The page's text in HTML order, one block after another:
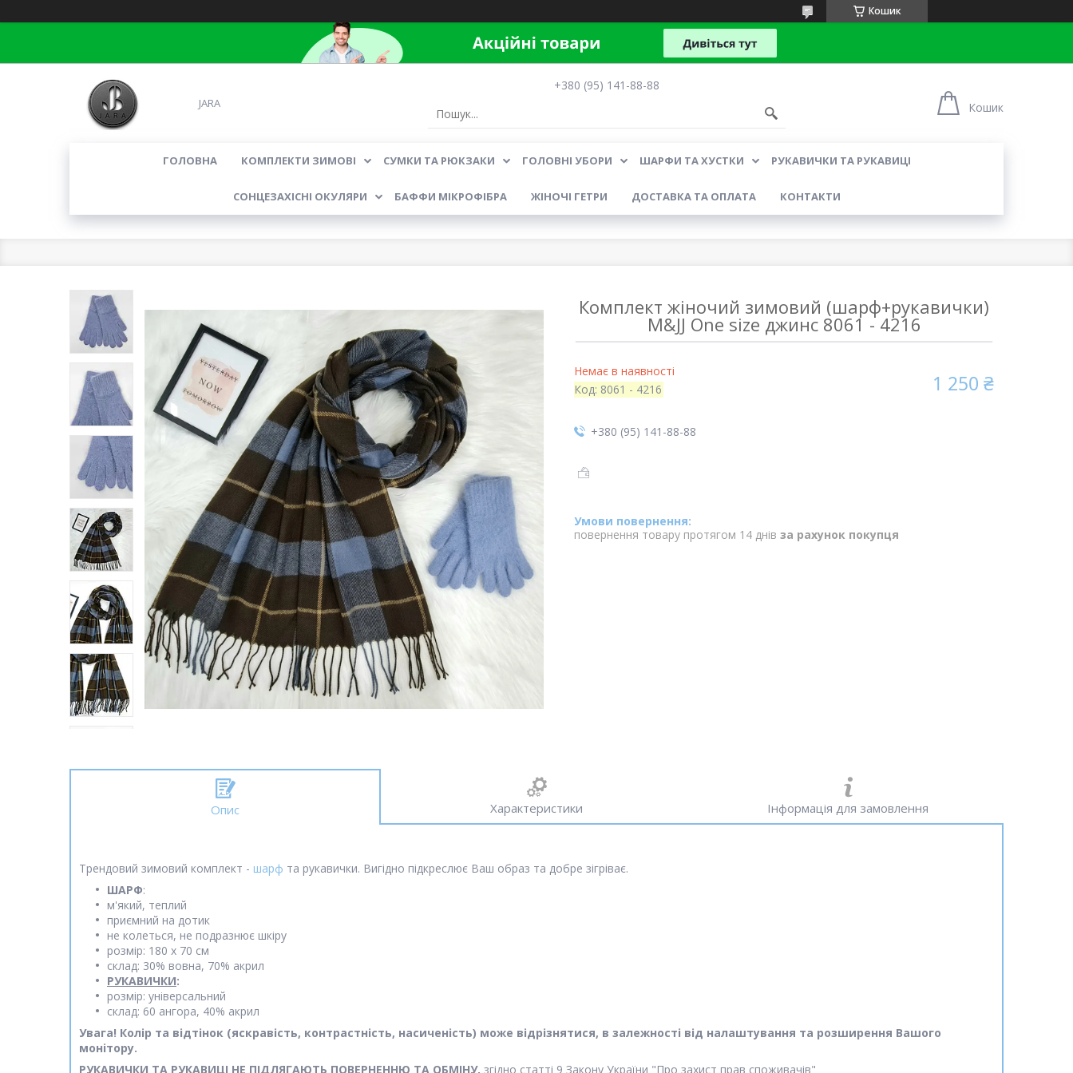
Кошик
JARA
+380 (95) 141-88-88
Кошик
ГОЛОВНА КОМПЛЕКТИ ЗИМОВІ СУМКИ ТА РЮКЗАКИ ГОЛОВНІ УБОРИ ШАРФИ ТА ХУСТКИ РУКАВИЧКИ ТА РУКАВИЦІ
СОНЦЕЗАХІСНІ ОКУЛЯРИ БАФФИ МІКРОФІБРА ЖІНОЧІ ГЕТРИ ДОСТАВКА ТА ОПЛАТА КОНТАКТИ
Комплект жіночий зимовий (шарф+рукавички)
M&JJ One size джинс 8061 - 4216
Немає в наявності
Код: 8061 - 4216 1 250 ₴
+380 (95) 141-88-88
повернення товару протягом 14 днів за рахунок покупця
Опис Характеристики Інформація для замовлення
Трендовий зимовий комплект - шарф та рукавички. Вигідно підкреслює Ваш образ та добре зігріває.
ШАРФ:
м'який, теплий
приємний на дотик
не колеться, не подразнює шкіру
розмір: 180 х 70 см
склад: 30% вовна, 70% акрил
РУКАВИЧКИ:
розмір: універсальний
склад: 60 ангора, 40% акрил
Увага! Колір та відтінок (яскравість, контрастність, насиченість) може відрізнятися, в залежності від налаштування та розширення Вашого
монітору.
РУКАВИЧКИ ТА РУКАВИЦІ НЕ ПІДЛЯГАЮТЬ ПОВЕРНЕННЮ ТА ОБМІНУ, згідно статті 9 Закону України "Про захист прав споживачів"